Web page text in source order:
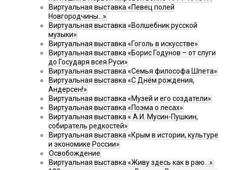
Виртуальная выставка «Певец полей
Новгородчины…»
Виртуальная выставка «Волшебник русской
музыки»
Виртуальная выставка «Гоголь в искусстве»
Виртуальная выставка «Борис Годунов – от слуги
до Государя всея Руси»
Виртуальная выставка «Семья философа Шпета»
Виртуальная выставка «С Днём рождения,
Андерсен!»
Виртуальная выставка «Музей и его создатели»
Виртуальная выставка «Поэма о лесах»
Виртуальная выставка « А.И. Мусин-Пушкин,
собиратель редкостей»
Виртуальная выставка «Крым в истории, культуре
и экономике России»
Освобождение
Виртуальная выставка «Живу здесь как в раю…»: